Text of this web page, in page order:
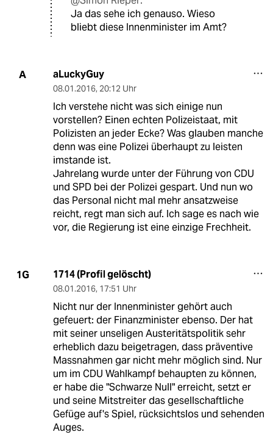
Ja das sehe ich genauso. Wieso
bliebt diese Innenminister im Amt?
A aLuckyGuy
08.01.2016, 20:12 Uhr
Ich verstehe nicht was sich einige nun
vorstellen? Einen echten Polizeistaat, mit
Polizisten an jeder Ecke? Was glauben manche
denn was eine Polizei überhaupt zu leisten
imstande ist.
Jahrelang wurde unter der Führung von CDU
und SPD bei der Polizei gespart. Und nun wo
das Personal nicht mal mehr ansatzweise
reicht, regt man sich auf. Ich sage es nach wie
vor, die Regierung ist eine einzige Frechheit.
1G 1714 (Profil gelöscht)
08.01.2016, 17:51 Uhr
Nicht nur der Innenminister gehört auch
gefeuert: der Finanzminister ebenso. Der hat
mit seiner unseligen Austeritätspolitik sehr
erheblich dazu beigetragen, dass präventive
Massnahmen gar nicht mehr möglich sind. Nur
um im CDU Wahlkampf behaupten zu können,
er habe die "Schwarze Null" erreicht, setzt er
und seine Mitstreiter das gesellschaftliche
Gefüge auf's Spiel, rücksichtslos und sehenden
Auges.